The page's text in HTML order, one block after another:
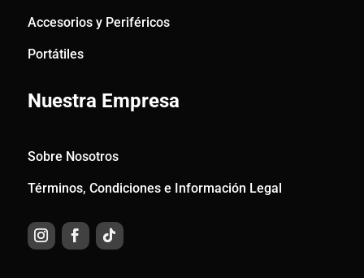
Accesorios y Periféricos
Portátiles
Nuestra Empresa
Sobre Nosotros
Términos, Condiciones e Información Legal